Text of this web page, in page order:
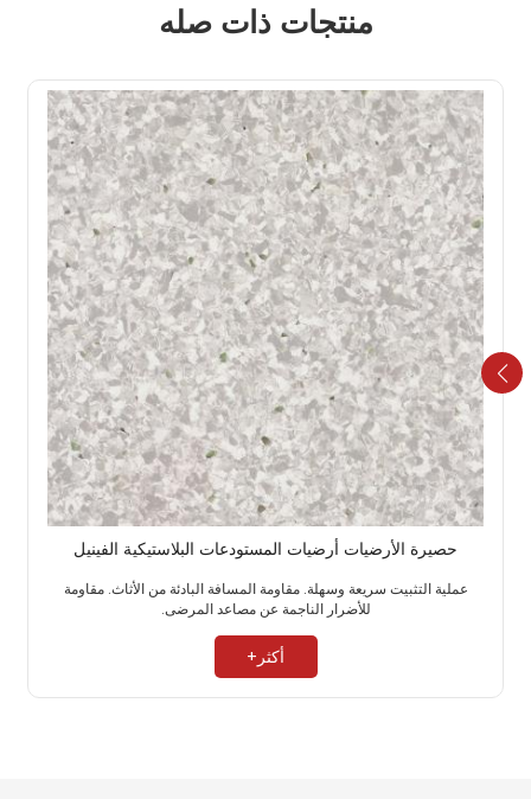
منتجات ذات صله
حصيرة الأرضيات أرضيات المستودعات البلاستيكية الفينيل
عملية التثبيت سريعة وسهلة. مقاومة المسافة البادئة من الأثاث. مقاومة
للأضرار الناجمة عن مصاعد المرضى. ​
أكثر+